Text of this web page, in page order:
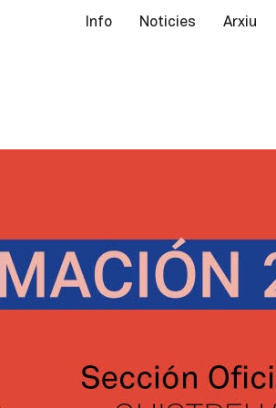
Info Noticies Arxiu